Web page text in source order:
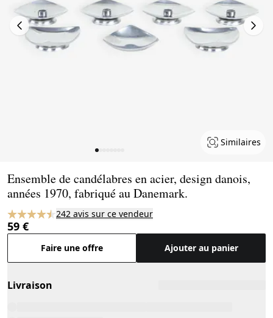
Similaires
Ensemble de candélabres en acier, design danois,
années 1970, fabriqué au Danemark.
242 avis sur ce vendeur
59 €
Faire une offre Ajouter au panier
Livraison